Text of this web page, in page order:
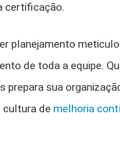
certificação.
planejamento
de toda a equipe.
prepara sua
de melhoria